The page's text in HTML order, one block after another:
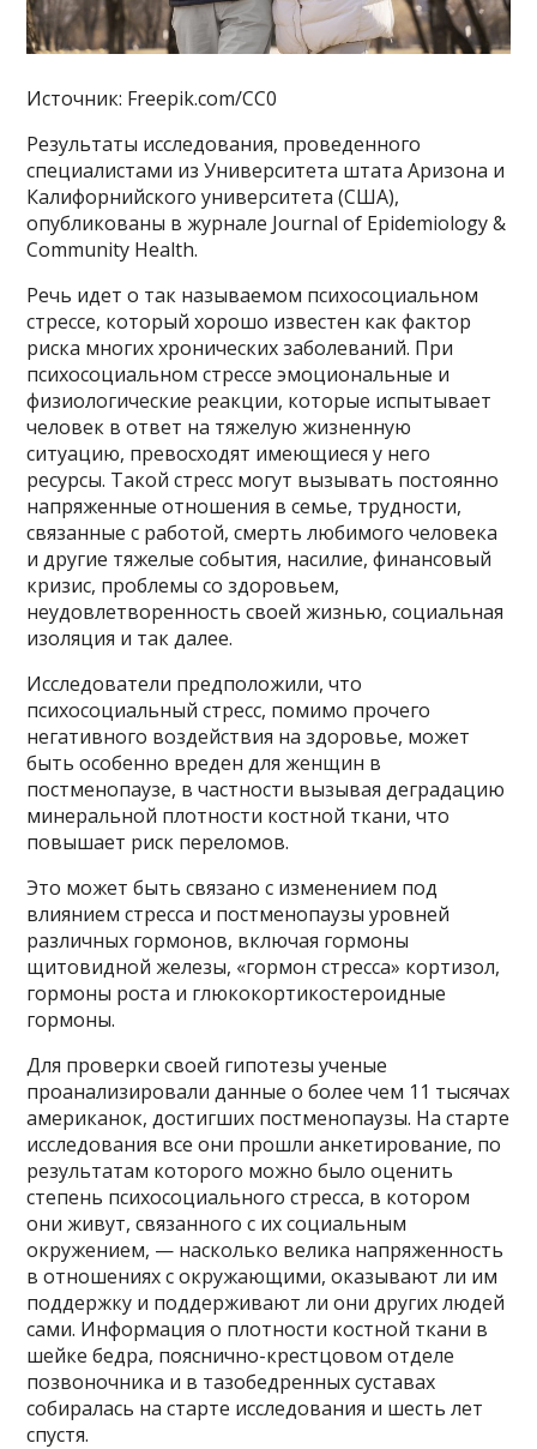
Источник: Freepik.com/CC0
Результаты исследования, проведенного
специалистами из Университета штата Аризона и
Калифорнийского университета (США),
опубликованы в журнале Journal of Epidemiology &
Community Health.
Речь идет о так называемом психосоциальном
стрессе, который хорошо известен как фактор
риска многих хронических заболеваний. При
психосоциальном стрессе эмоциональные и
физиологические реакции, которые испытывает
человек в ответ на тяжелую жизненную
ситуацию, превосходят имеющиеся у него
ресурсы. Такой стресс могут вызывать постоянно
напряженные отношения в семье, трудности,
связанные с работой, смерть любимого человека
и другие тяжелые события, насилие, финансовый
кризис, проблемы со здоровьем,
неудовлетворенность своей жизнью, социальная
изоляция и так далее.
Исследователи предположили, что
психосоциальный стресс, помимо прочего
негативного воздействия на здоровье, может
быть особенно вреден для женщин в
постменопаузе, в частности вызывая деградацию
минеральной плотности костной ткани, что
повышает риск переломов.
Это может быть связано с изменением под
влиянием стресса и постменопаузы уровней
различных гормонов, включая гормоны
щитовидной железы, «гормон стресса» кортизол,
гормоны роста и глюкокортикостероидные
гормоны.
Для проверки своей гипотезы ученые
проанализировали данные о более чем 11 тысячах
американок, достигших постменопаузы. На старте
исследования все они прошли анкетирование, по
результатам которого можно было оценить
степень психосоциального стресса, в котором
они живут, связанного с их социальным
окружением, — насколько велика напряженность
в отношениях с окружающими, оказывают ли им
поддержку и поддерживают ли они других людей
сами. Информация о плотности костной ткани в
шейке бедра, пояснично-крестцовом отделе
позвоночника и в тазобедренных суставах
собиралась на старте исследования и шесть лет
спустя.